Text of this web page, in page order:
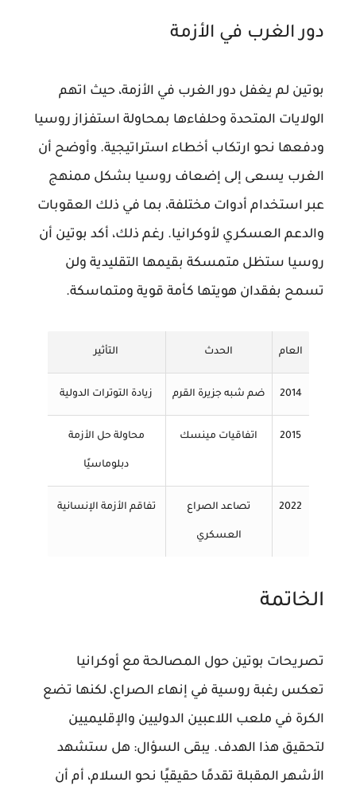
دور الغرب في الأزمة
بوتين لم يغفل دور الغرب في الأزمة، حيث اتهم
الولايات المتحدة وحلفاءها بمحاولة استفزاز روسيا
ودفعها نحو ارتكاب أخطاء استراتيجية. وأوضح أن
الغرب يسعى إلى إضعاف روسيا بشكل ممنهج
عبر استخدام أدوات مختلفة، بما في ذلك العقوبات
والدعم العسكري لأوكرانيا. رغم ذلك، أكد بوتين أن
روسيا ستظل متمسكة بقيمها التقليدية ولن
تسمح بفقدان هويتها كأمة قوية ومتماسكة.
العام الحدث التأثير
2014 ضم شبه جزيرة القرم زيادة التوترات الدولية
2015 اتفاقيات مينسك محاولة حل الأزمة
دبلوماسيًا
2022 تصاعد الصراع
العسكري
تفاقم الأزمة الإنسانية
الخاتمة
تصريحات بوتين حول المصالحة مع أوكرانيا
تعكس رغبة روسية في إنهاء الصراع، لكنها تضع
الكرة في ملعب اللاعبين الدوليين والإقليميين
لتحقيق هذا الهدف. يبقى السؤال: هل ستشهد
الأشهر المقبلة تقدمًا حقيقيًا نحو السلام، أم أن